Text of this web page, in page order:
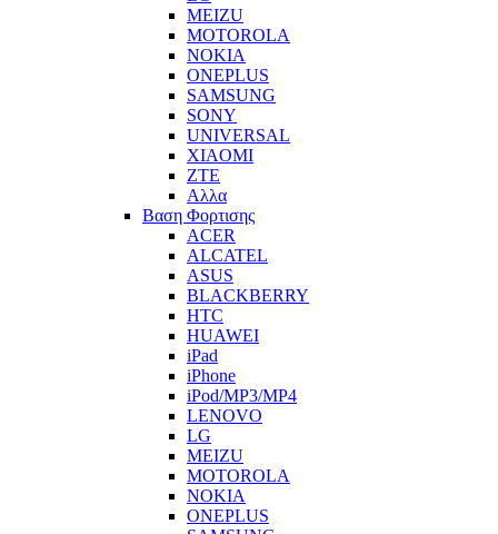
MEIZU
MOTOROLA
NOKIA
ONEPLUS
SAMSUNG
SONY
UNIVERSAL
XIAOMI
ZTE
Αλλα
Βαση Φορτισης
ACER
ALCATEL
ASUS
BLACKBERRY
HTC
HUAWEI
iPad
iPhone
iPod/MP3/MP4
LENOVO
LG
MEIZU
MOTOROLA
NOKIA
ONEPLUS